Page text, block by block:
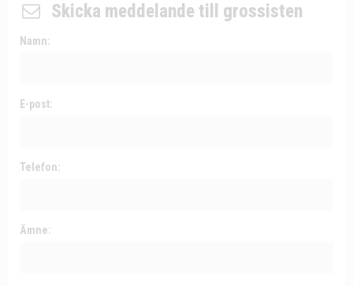
Skicka meddelande till grossisten
Namn:
E-post:
Telefon:
Ämne: